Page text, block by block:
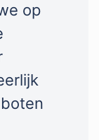
op